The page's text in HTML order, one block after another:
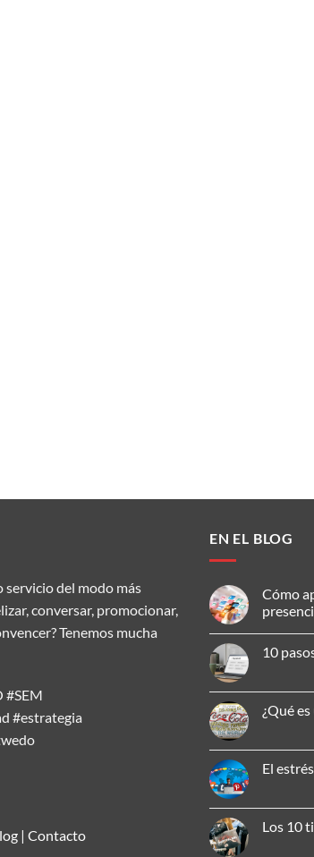
del modo más
conversar, promocionar,
Tenemos mucha
#SEM
#estrategia
| Contacto
EN EL BLOG
Cómo
comentarios
omnicanal
presencia
10
comentarios
en
10
redactar
un
artículo
¿Qué
comentarios
en
¿Qué
anuncio
publicitario?
El
comentarios
en
El
Los 10